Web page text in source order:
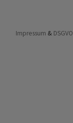
Impressum & DSGVO